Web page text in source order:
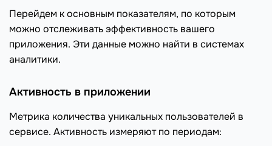
Перейдем к основным показателям, по которым
можно отслеживать эффективность вашего
приложения. Эти данные можно найти в системах
аналитики.
Активность в приложении
Метрика количества уникальных пользователей в
сервисе. Активность измеряют по периодам: